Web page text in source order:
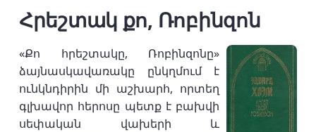
Հրեշտակ քո, Ռոբինզոն
«Քո հրեշտակը, Ռոբինզոնը»
ձայնասկավառակը ընկղմում է
ունկնդիրին մի աշխարհ, որտեղ
գլխավոր հերոսը պետք է բախվի
սեփական վախերի և